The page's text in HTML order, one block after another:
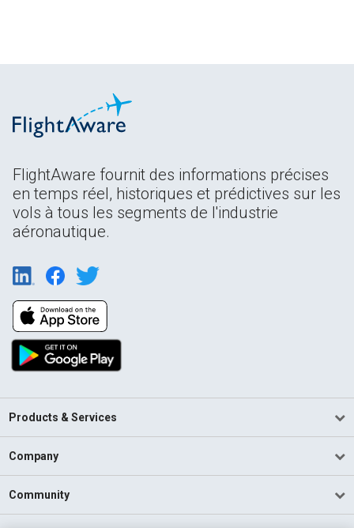
FlightAware fournit des informations précises
en temps réel, historiques et prédictives sur les
vols à tous les segments de l'industrie
aéronautique.
Products & Services
Company
Community